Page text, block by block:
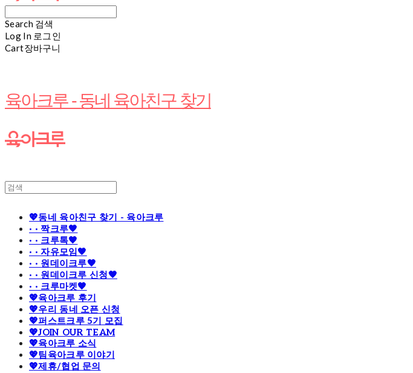
Search 검색
Log In 로그인
Cart장바구니
육아크루 - 동네 육아친구 찾기
💖동네 육아친구 찾기 - 육아크루
· · 짝크루🧡
· · 크루톡🧡
· · 자유모임🧡
· · 원데이크루🧡
· · 원데이크루 신청🧡
· · 크루마켓🧡
💖육아크루 후기
💖우리 동네 오픈 신청
💖퍼스트크루 5기 모집
💖JOIN OUR TEAM
💖육아크루 소식
💖팀육아크루 이야기
💖제휴/협업 문의